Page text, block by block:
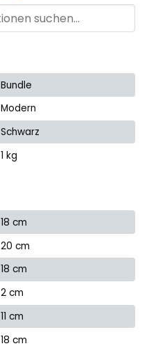
Bundle
Modern
Schwarz
1 kg
18 cm
20 cm
18 cm
2 cm
11 cm
18 cm